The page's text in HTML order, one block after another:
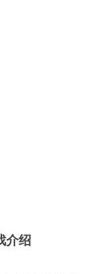
介绍